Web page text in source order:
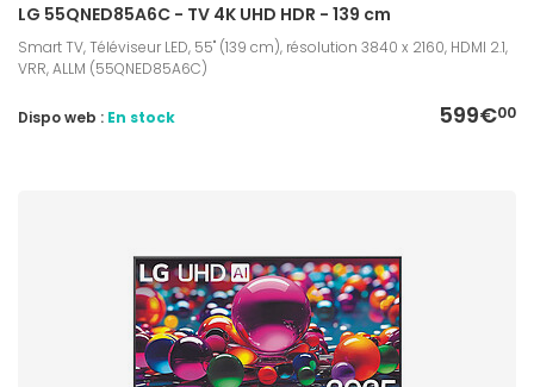
LG 55QNED85A6C - TV 4K UHD HDR - 139 cm
Smart TV, Téléviseur LED, 55" (139 cm), résolution 3840 x 2160, HDMI 2.1,
VRR, ALLM (55QNED85A6C)
599€00
Dispo web : En stock